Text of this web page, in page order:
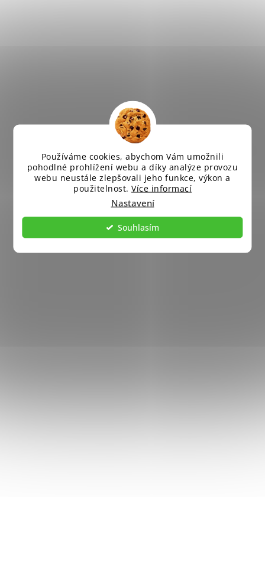
Používáme cookies, abychom Vám umožnili
pohodlné prohlížení webu a díky analýze provozu
webu neustále zlepšovali jeho funkce, výkon a
použitelnost. Více informací
Nastavení
Souhlasím